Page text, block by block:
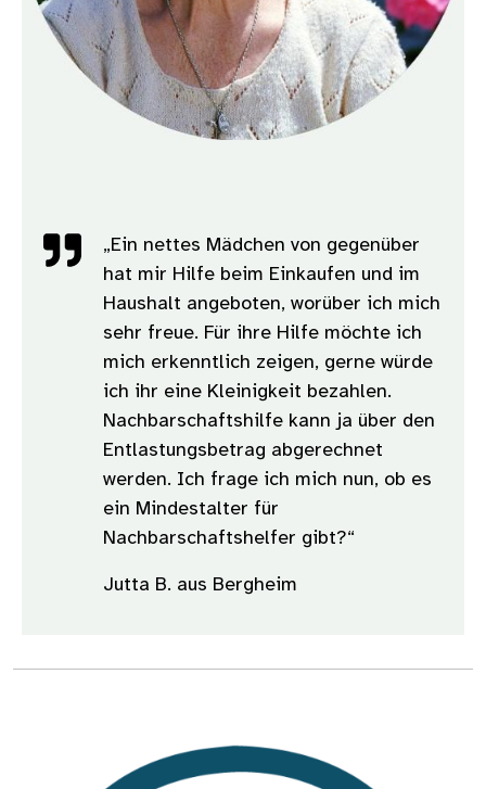
„Ein nettes Mädchen von gegenüber
hat mir Hilfe beim Einkaufen und im
Haushalt angeboten, worüber ich mich
sehr freue. Für ihre Hilfe möchte ich
mich erkenntlich zeigen, gerne würde
ich ihr eine Kleinigkeit bezahlen.
Nachbarschaftshilfe kann ja über den
Entlastungsbetrag abgerechnet
werden. Ich frage ich mich nun, ob es
ein Mindestalter für
Nachbarschaftshelfer gibt?“
Jutta B. aus Bergheim